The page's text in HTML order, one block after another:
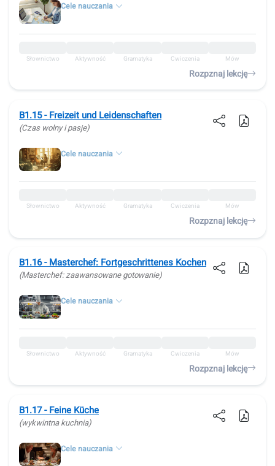
Cele nauczania
Słownictwo Aktywność Gramatyka Ćwiczenia Mów
Rozpznaj lekcję
B1.15 - Freizeit und Leidenschaften
(Czas wolny i pasje)
Cele nauczania
Słownictwo Aktywność Gramatyka Ćwiczenia Mów
Rozpznaj lekcję
B1.16 - Masterchef: Fortgeschrittenes Kochen
(Masterchef: zaawansowane gotowanie)
Cele nauczania
Słownictwo Aktywność Gramatyka Ćwiczenia Mów
Rozpznaj lekcję
B1.17 - Feine Küche
(wykwintna kuchnia)
Cele nauczania